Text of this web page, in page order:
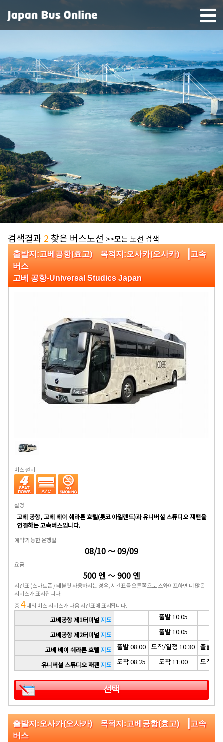
검색결과 2 찾은 버스노선 >>모든 노선 검색
출발지:고베공항(효고) 목적지:오사카(오사카) |고속
버스
고베 공항-Universal Studios Japan
버스 설비
설명
고베 공항, 고베 베이 쉐라톤 호텔(롯코 아일랜드)과 유니버셜 스튜디오 재팬을
연결하는 고속버스입니다.
예약 가능한 운행일
08/10 ～ 09/09
요금
500 엔 ～ 900 엔
시간표 (스마트폰 / 태블릿 사용하시는 경우, 시간표를 오른쪽으로 스와이프하면 더 많은
서비스가 표시됩니다.
총4대의 버스 서비스가 다음 시간표에 표시됩니다.
고베공항 제1터미널 지도 출발 10:05
고베공항 제2터미널 지도 출발 10:05
고베 베이 쉐라톤 호텔지도 출발 08:00 도착/일정 10:30 출발
유니버설 스튜디오 재팬지도 도착 08:25 도착 11:00 도착
선택
출발지:오사카(오사카) 목적지:고베공항(효고) |고속
버스